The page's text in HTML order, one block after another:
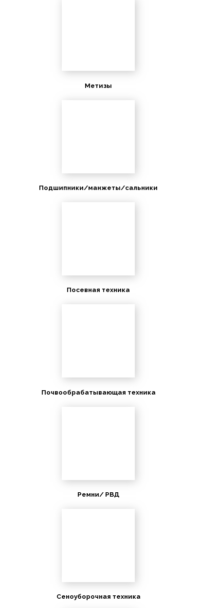
Метизы
Подшипники/манжеты/сальники
Посевная техника
Почвообрабатывающая техника
Ремни/ РВД
Сеноуборочная техника